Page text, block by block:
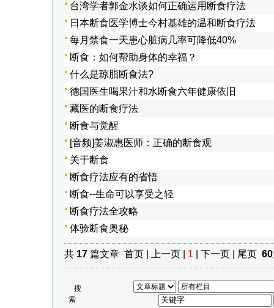
台湾学者郭金水谈如何正确运用断食疗法
日本断食医学博士今村基雄的温和断食疗法
每月禁食一天患心脏病几率可降低40%
断食：如何帮助身体的幸福？
什么是琼脂断食法?
德国医生喝果汁和水断食六年健康依旧
藏医的断食疗法
断食与觉醒
[音频]姜淑惠医师：正确的断食观
关于断食
断食疗法应有的省悟
断食--生命可以享受之轻
断食疗法全攻略
体验断食奥秘
共 17 篇文章 首页 | 上一页 | 1 | 下一页 | 尾页 60
搜
索